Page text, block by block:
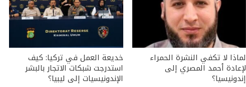
لماذا لا تكفي النشرة الحمراء
لإعادة أحمد المصري إلى
إندونيسيا؟
خديعة العمل في تركيا: كيف
استدرجت شبكات الاتجار بالبشر
الإندونيسيات إلى ليبيا؟